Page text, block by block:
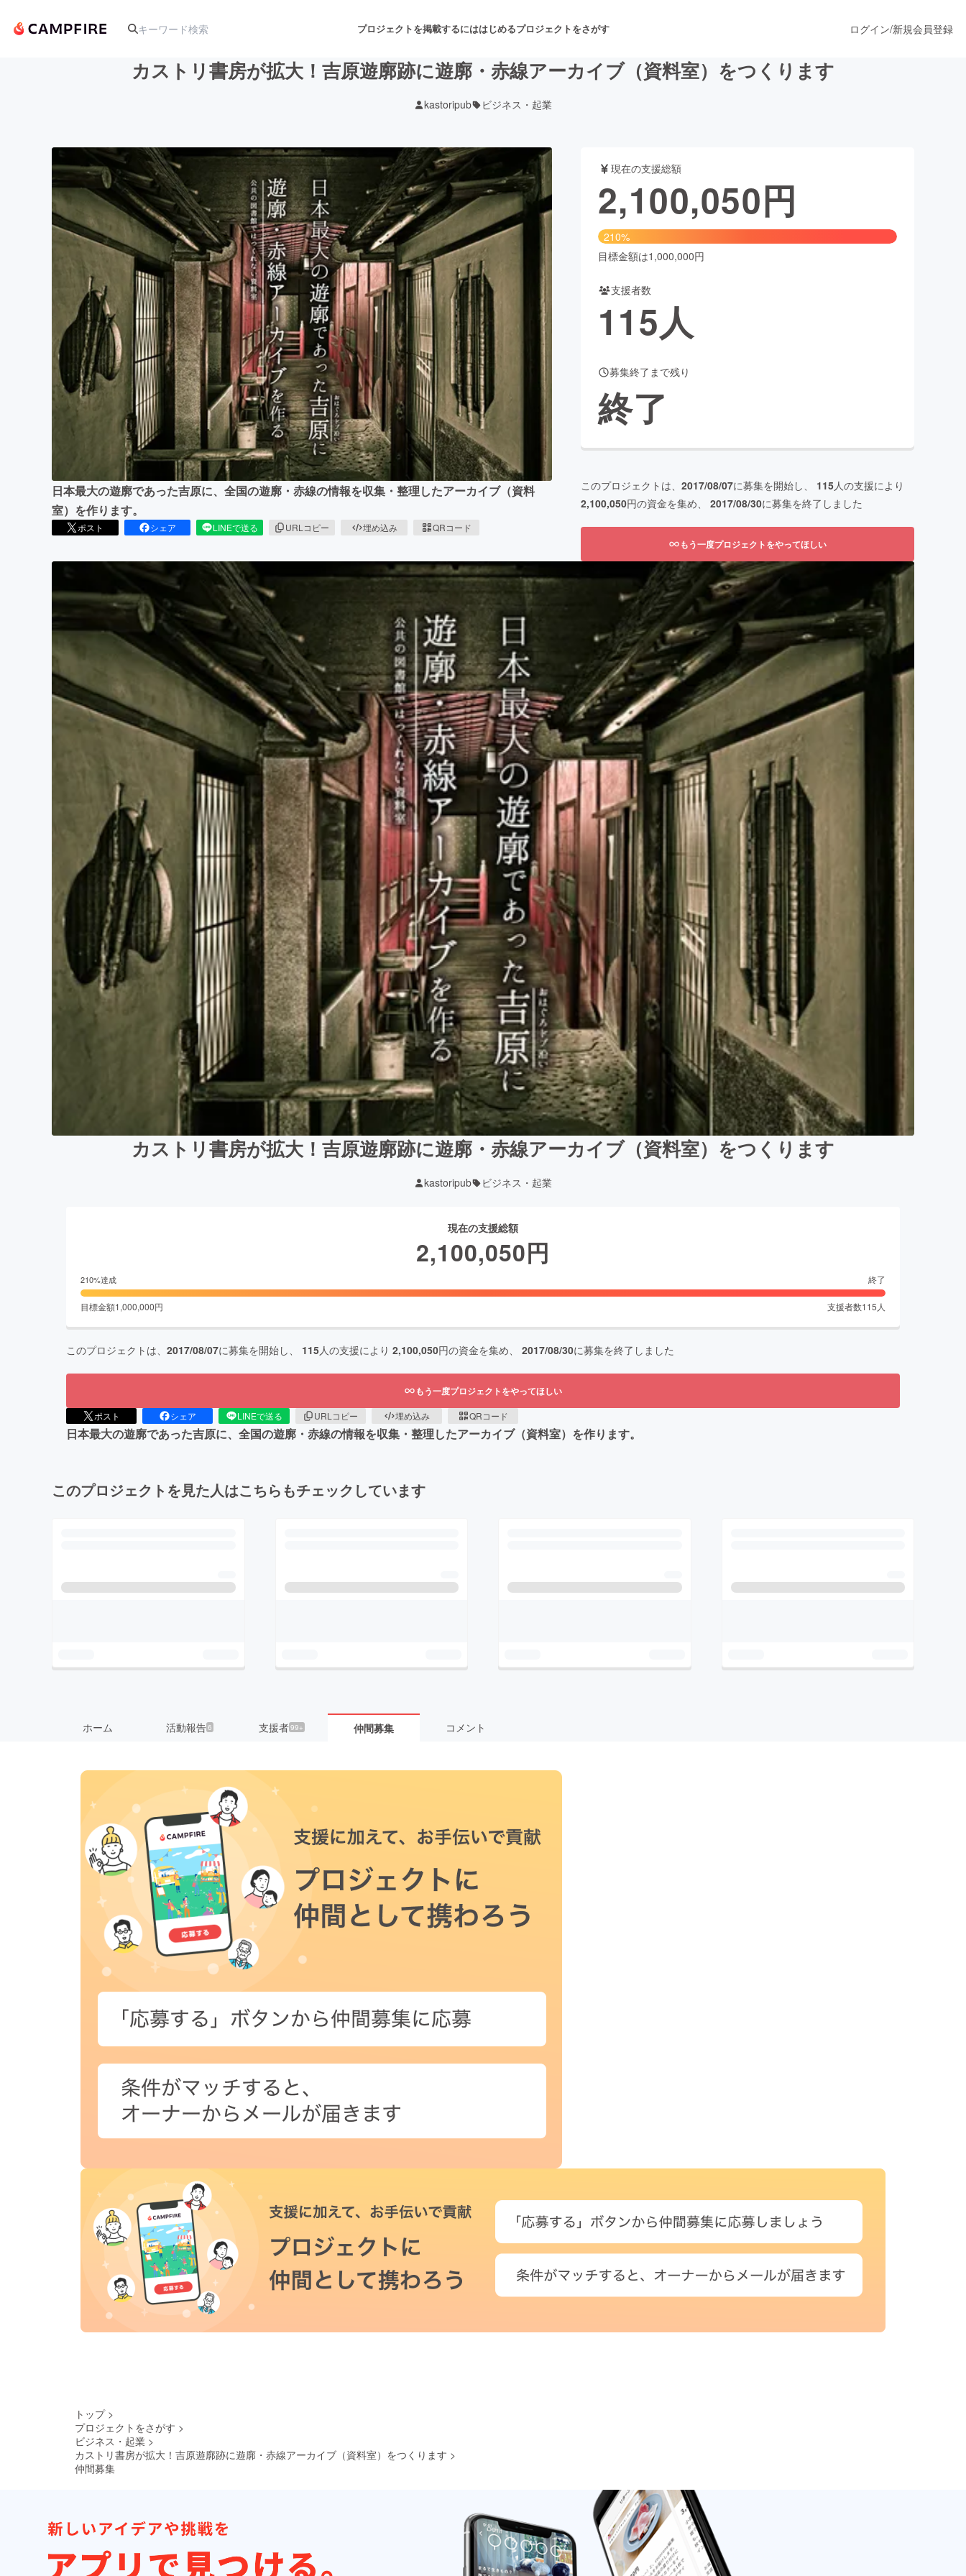
プロジェクトを掲載するにははじめるプロジェクトをさがす
アート・写真 音楽 舞台・パフォーマンス
テクノロジー・ガジェット ゲーム・サービス開発 フード・飲食店 ファッション
映像・映画 書籍・雑誌出版 アニメ・漫画
ビジネス・起業 チャレンジ ビューティー・ヘルスケア
まちづくり・地域活性化
CAMPFIRE for Social Good
CAMPFIRE Creation
CAMPFIREふるさと納税 machi-ya コミュニティ
ログイン/新規会員登録
カストリ書房が拡大！吉原遊廓跡に遊廓・赤線アーカイブ（資料室）をつくります
kastoripub ビジネス・起業
日本最大の遊廓であった吉原に、全国の遊廓・赤線の情報を収集・整理したアーカイブ（資料
室）を作ります。
ポスト シェア LINEで送る URLコピー 埋め込み QRコード
現在の支援総額
2,100,050円
210%
目標金額は1,000,000円
支援者数
115人
募集終了まで残り
終了
このプロジェクトは、 2017/08/07に募集を開始し、 115人の支援により
2,100,050円の資金を集め、 2017/08/30に募集を終了しました
もう一度プロジェクトをやってほしい
カストリ書房が拡大！吉原遊廓跡に遊廓・赤線アーカイブ（資料室）をつくります
kastoripub ビジネス・起業
現在の支援総額
2,100,050円
210%達成 終了
目標金額1,000,000円 支援者数115 人
このプロジェクトは、 2017/08/07に募集を開始し、 115人の支援により 2,100,050円の資金を集め、 2017/08/30に募集を終了しました
もう一度プロジェクトをやってほしい
ポスト シェア LINEで送る URLコピー 埋め込み QRコード
日本最大の遊廓であった吉原に、全国の遊廓・赤線の情報を収集・整理したアーカイブ（資料室）を作ります。
このプロジェクトを見た人はこちらもチェックしています
ホーム 活動報告6 支援者99+ 仲間募集 コメント
トップ >
プロジェクトをさがす >
ビジネス・起業 >
カストリ書房が拡大！吉原遊廓跡に遊廓・赤線アーカイブ（資料室）をつくります >
仲間募集